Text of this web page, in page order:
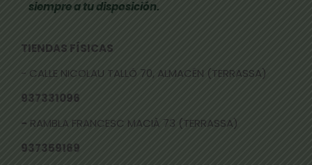
siempre a tu disposición.
TIENDAS FÍSICAS
- CALLE NICOLAU TALLÓ 70, ALMACÉN (TERRASSA)
937331096
- RAMBLA FRANCESC MACIÀ 73 (TERRASSA)
937359169